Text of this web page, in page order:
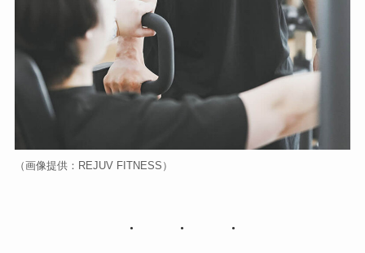
（画像提供：REJUV FITNESS）